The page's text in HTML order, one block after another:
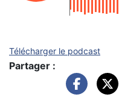
Télécharger le podcast
Partager :